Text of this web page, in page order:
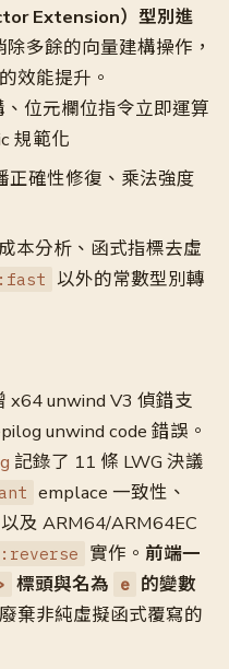
Extension）型別進
除多餘的向量建構操作，
效能提升。
位元欄位指令立即運算
規範化
確性修復、乘法強度
本分析、函式指標去虛
以外的常數型別轉
x64 unwind V3 偵錯支
unwind code 錯誤。
記錄了 11 條 LWG 決議
emplace 一致性、
及 ARM64/ARM64EC
實作。 前端一
標頭與名為 e 的變數
棄非純虛擬函式覆寫的